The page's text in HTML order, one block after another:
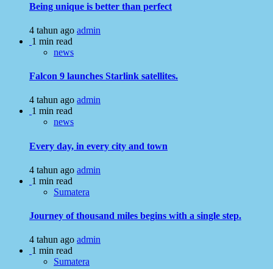
Being unique is better than perfect
4 tahun ago admin
1 min read
news
Falcon 9 launches Starlink satellites.
4 tahun ago admin
1 min read
news
Every day, in every city and town
4 tahun ago admin
1 min read
Sumatera
Journey of thousand miles begins with a single step.
4 tahun ago admin
1 min read
Sumatera